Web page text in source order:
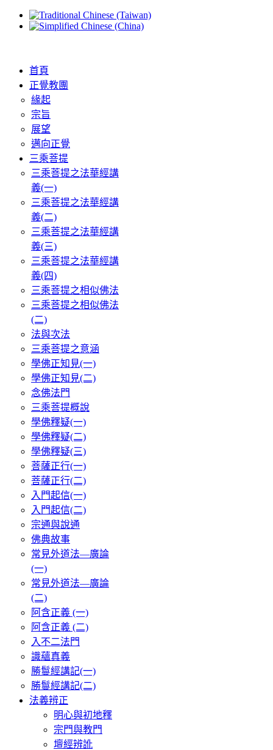
首頁
正覺教團
緣起
宗旨
展望
邁向正覺
三乘菩提
三乘菩提之法華經講
義(一)
三乘菩提之法華經講
義(二)
三乘菩提之法華經講
義(三)
三乘菩提之法華經講
義(四)
三乘菩提之相似佛法
三乘菩提之相似佛法
(二)
法與次法
三乘菩提之意涵
學佛正知見(一)
學佛正知見(二)
念佛法門
三乘菩提概說
學佛釋疑(一)
學佛釋疑(二)
學佛釋疑(三)
菩薩正行(一)
菩薩正行(二)
入門起信(一)
入門起信(二)
宗通與說通
佛典故事
常見外道法—廣論
(一)
常見外道法—廣論
(二)
阿含正義 (一)
阿含正義 (二)
入不二法門
識蘊真義
勝鬘經講記(一)
勝鬘經講記(二)
法義辨正
明心與初地釋
宗門與教門
壇經辨訛